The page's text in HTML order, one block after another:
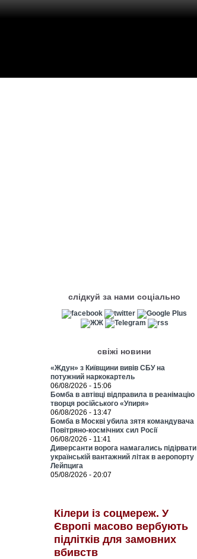
слідкуй за нами соціально
свіжі новини
«Ждун» з Київщини вивів СБУ на
потужний наркокартель
06/08/2026 - 15:06
Бомба в автівці відправила в реанімацію
творця російського «Упиря»
06/08/2026 - 13:47
Бомба в Москві убила зятя командувача
Повітряно-космічних сил Росії
06/08/2026 - 11:41
Диверсанти ворога намагались підірвати
українській вантажний літак в аеропорту
Лейпцига
05/08/2026 - 20:07
Кілери із соцмереж. У
Європі масово вербують
підлітків для замовних
вбивств